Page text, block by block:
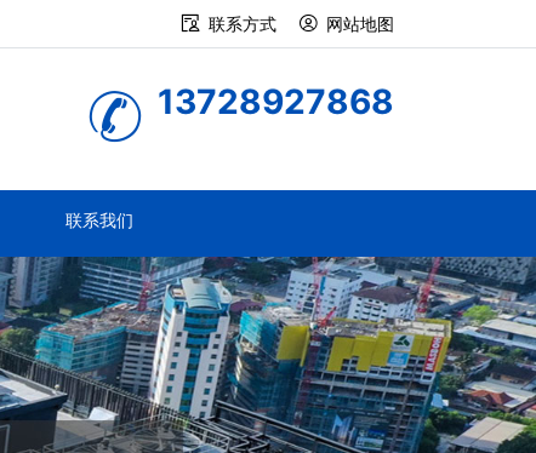
联系方式 网站地图
13728927868
联系我们